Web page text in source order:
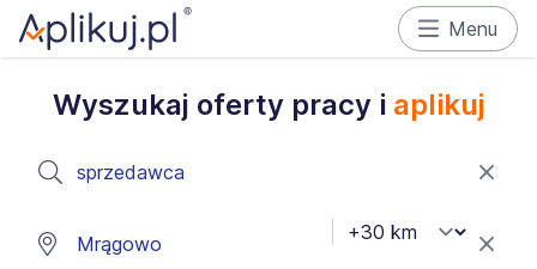
Menu
Wyszukaj oferty pracy i aplikuj